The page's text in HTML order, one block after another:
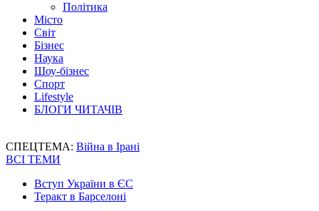
Політика
Місто
Світ
Бізнес
Наука
Шоу-бізнес
Спорт
Lifestyle
БЛОГИ ЧИТАЧІВ
СПЕЦТЕМА: Війна в Ірані
ВСІ ТЕМИ
Вступ України в ЄС
Теракт в Барселоні